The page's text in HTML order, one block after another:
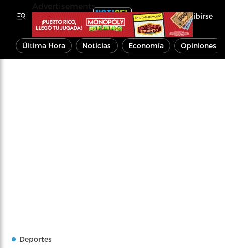
Inscribirse
Última Hora Noticias Economía Opiniones
Deportes
Advertisements